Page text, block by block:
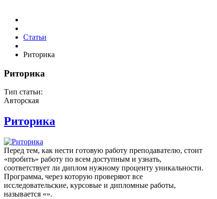
Статьи
Риторика
Риторика
Тип статьи:
Авторская
Риторика
Перед тем, как нести готовую работу преподавателю, стоит
«пробить» работу по всем доступным и узнать,
соответствует ли диплом нужному проценту уникальности.
Программа, через которую проверяют все
исследовательские, курсовые и дипломные работы,
называется «».